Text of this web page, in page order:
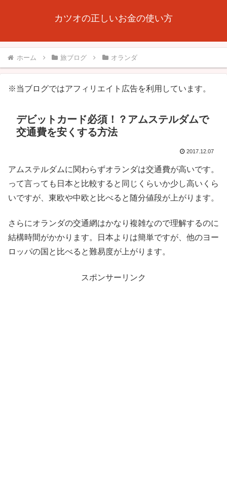
カツオの正しいお金の使い方
ホーム 旅ブログ オランダ
※当ブログではアフィリエイト広告を利用しています。
デビットカード必須！？アムステルダムで
交通費を安くする方法
2017.12.07
アムステルダムに関わらずオランダは交通費が高いです。
って言っても日本と比較すると同じくらいか少し高いくら
いですが、東欧や中欧と比べると随分値段が上がります。
さらにオランダの交通網はかなり複雑なので理解するのに
結構時間がかかります。日本よりは簡単ですが、他のヨー
ロッパの国と比べると難易度が上がります。
スポンサーリンク